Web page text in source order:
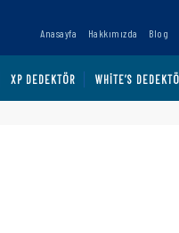
Anasayfa Hakkımızda Blog
XP DEDEKTÖR WHITE’S